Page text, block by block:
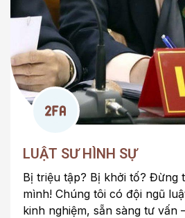
LUẬT SƯ HÌNH SỰ
Bị triệu tập? Bị khởi tố? Đừng
mình! Chúng tôi có đội ngũ
kinh nghiệm, sẵn sàng tư vấn